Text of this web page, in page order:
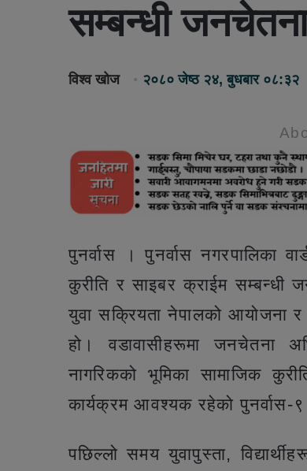
सम्बन्धी
विश्व खोज २०८० जेष्ठ २४, बुधबार ०८:३२
पुनर्वास । पुनर्वास नगरपालिका
कुरीति र साइबर क्राईम सम्बन्धी
युवा सक्रियता नेपालको आयोजना र
हो। वडावासीहरूमा जनचेतना
नागरिकको भूमिका सामाजिक
कार्यक्रम आवश्यक रहेको पुनर्वास-९
पछिल्लो समय युवापुस्ता,